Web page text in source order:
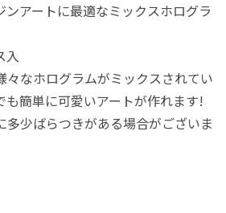
アートに最適なミックスホログラ
入
なホログラムがミックスされてい
も簡単に可愛いアートが作れます!
少ばらつきがある場合がございま